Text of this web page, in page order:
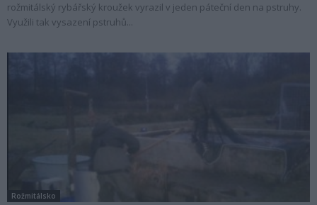
rožmitálský rybářský kroužek vyrazil v jeden páteční den na pstruhy.
Využili tak vysazení pstruhů...
Rožmitálsko